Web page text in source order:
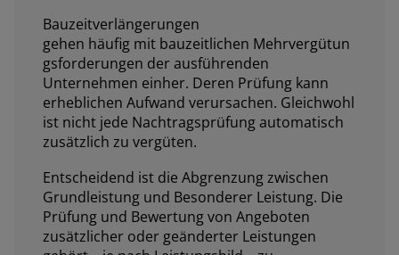
Bauzeitverlängerungen
gehen häufig mit bauzeitlichen Mehrvergütun
gsforderungen der ausführenden
Unternehmen einher. Deren Prüfung kann
erheblichen Aufwand verursachen. Gleichwohl
ist nicht jede Nachtragsprüfung automatisch
zusätzlich zu vergüten.
Entscheidend ist die Abgrenzung zwischen
Grundleistung und Besonderer Leistung. Die
Prüfung und Bewertung von Angeboten
zusätzlicher oder geänderter Leistungen